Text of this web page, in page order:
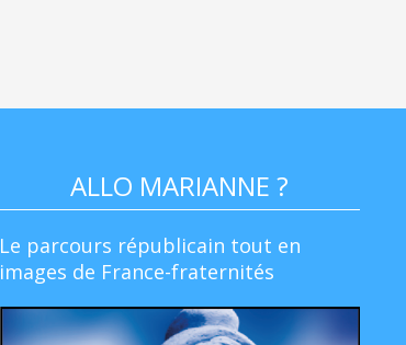
ALLO MARIANNE ?
Le parcours républicain tout en
images de France-fraternités